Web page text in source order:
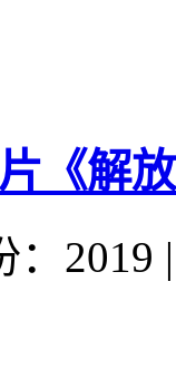
《解
：2019 |